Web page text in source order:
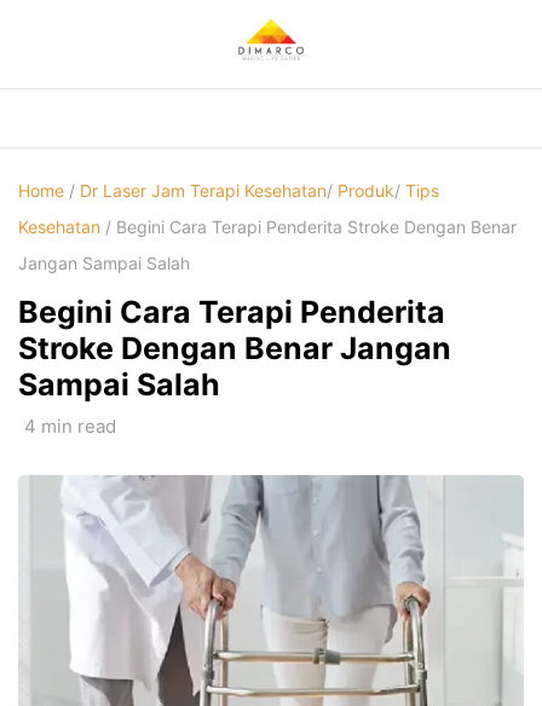
Home / Dr Laser Jam Terapi Kesehatan/ Produk/ Tips
Kesehatan / Begini Cara Terapi Penderita Stroke Dengan Benar
Jangan Sampai Salah
Begini Cara Terapi Penderita
Stroke Dengan Benar Jangan
Sampai Salah
4 min read